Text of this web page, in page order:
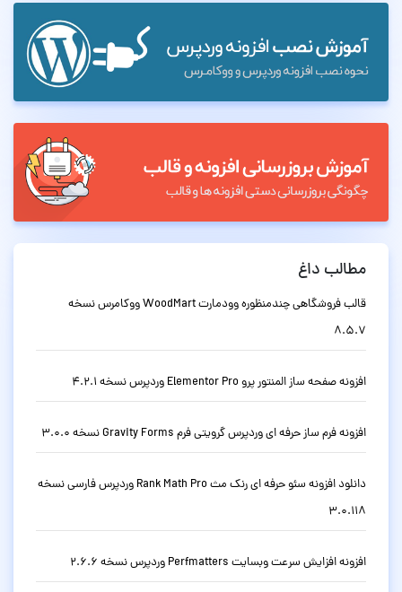
مطالب داغ
قالب فروشگاهی چندمنظوره وودمارت WoodMart ووکامرس نسخه
8.5.7
افزونه صفحه ساز المنتور پرو Elementor Pro وردپرس نسخه 4.2.1
افزونه فرم ساز حرفه ای وردپرس گرویتی فرم Gravity Forms نسخه 3.0.0
دانلود افزونه سئو حرفه ای رنک مث Rank Math Pro وردپرس فارسی نسخه
3.0.118
افزونه افزایش سرعت وبسایت Perfmatters وردپرس نسخه 2.6.6